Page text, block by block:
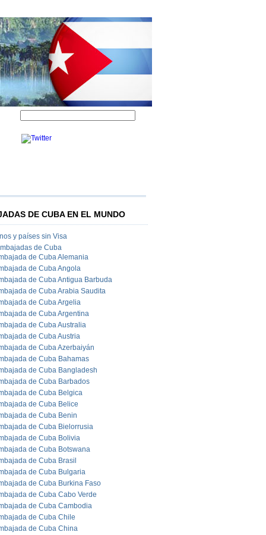
DE CUBA EN EL MUNDO
y países sin Visa
de Cuba
de Cuba Alemania
de Cuba Angola
de Cuba Antigua Barbuda
de Cuba Arabia Saudita
de Cuba Argelia
de Cuba Argentina
de Cuba Australia
de Cuba Austria
de Cuba Azerbaiyán
de Cuba Bahamas
de Cuba Bangladesh
de Cuba Barbados
de Cuba Belgica
de Cuba Belice
de Cuba Benin
de Cuba Bielorrusia
de Cuba Bolivia
de Cuba Botswana
de Cuba Brasil
de Cuba Bulgaria
de Cuba Burkina Faso
de Cuba Cabo Verde
de Cuba Cambodia
de Cuba Chile
de Cuba China